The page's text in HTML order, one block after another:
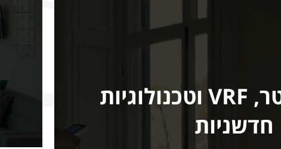
על אינוורטר, VRF וטכנולוגיות
חדשניות